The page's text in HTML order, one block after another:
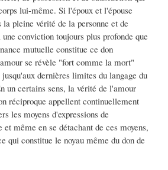
lui-même. Si l'époux et l'épouse
pleine vérité de la personne et de
conviction toujours plus profonde que
mutuelle constitue ce don
se révèle "fort comme la mort"
dernières limites du langage du
un certains sens, la vérité de l'amour
réciproque appellent continuellement
les moyens d'expressions de
même en se détachant de ces moyens,
qui constitue le noyau même du don de